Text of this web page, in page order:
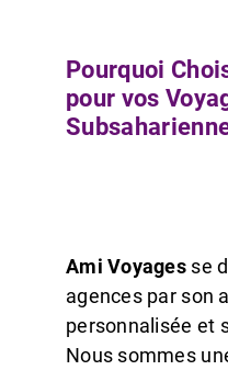
Pourquoi
pour vos
Ami Voyagesse
agences par son
personnalisée et
Nous sommes